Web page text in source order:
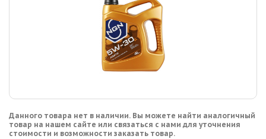
Данного товара нет в наличии. Вы можете найти аналогичный
товар на нашем сайте или связаться с нами для уточнения
стоимости и возможности заказать товар.